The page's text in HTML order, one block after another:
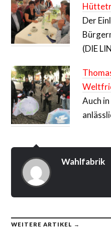
Der
(DIE
Auch
Wahlfabrik
WEITERE ARTIKEL →